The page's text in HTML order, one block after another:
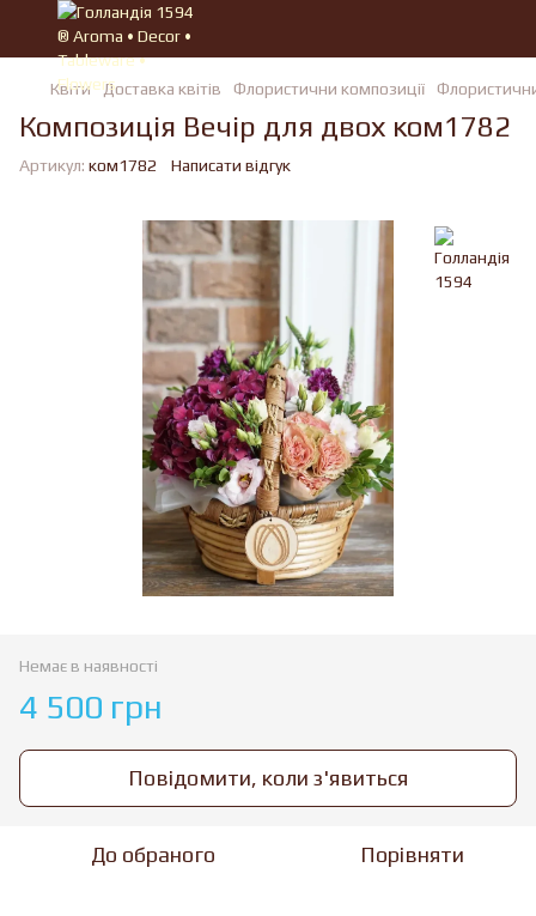
Квiти Доставка квітів Флористични композиції
Композиція Вечір для двох ком1782
Артикул: ком1782 Написати відгук
Немає в наявності
4 500 грн
Повідомити, коли з'явиться
До обраного Порівняти